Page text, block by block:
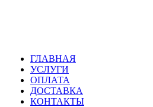
ГЛАВНАЯ
УСЛУГИ
ОПЛАТА
ДОСТАВКА
КОНТАКТЫ